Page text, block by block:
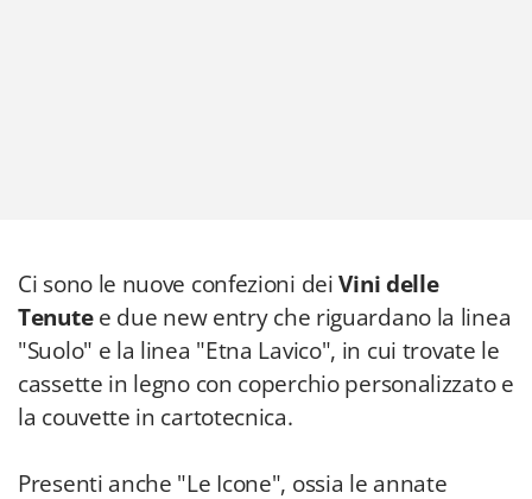
Ci sono le nuove confezioni deiVini delle
Tenutee due new entry che riguardano la linea
"Suolo" e la linea "Etna Lavico", in cui trovate le
cassette in legno con coperchio personalizzato e
la couvette in cartotecnica.
Presenti anche "Le Icone", ossia le annate